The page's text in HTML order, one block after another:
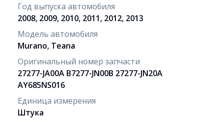
Год выпуска автомобиля
2008, 2009, 2010, 2011, 2012, 2013
Модель автомобиля
Murano, Teana
Оригинальный номер запчасти
27277-JA00A B7277-JN00B 27277-JN20A
AY685NS016
Единица измерения
Штука